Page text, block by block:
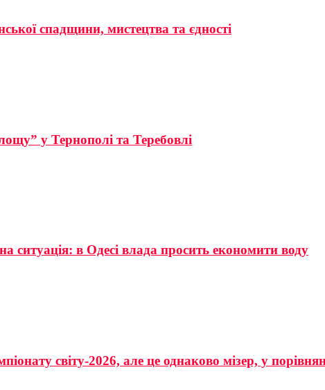
спадщини, мистецтва та єдності
у Тернополі та Теребовлі
ситуація: в Одесі влада просить економити воду
світу-2026, але це однаково мізер, у